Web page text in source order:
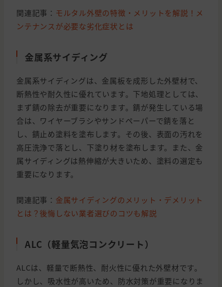
関連記事： モルタル外壁の特徴・メリットを解説！メ
ンテナンスが必要な劣化症状とは
金属系サイディング
金属系サイディングは、金属板を成形した外壁材で、
断熱性や耐久性に優れています。下地処理としては、
まず錆の除去が重要になります。錆が発生している場
合は、ワイヤーブラシやサンドペーパーで錆を落と
し、錆止め塗料を塗布します。その後、表面の汚れを
高圧洗浄で落とし、下塗り材を塗布します。また、金
属サイディングは熱伸縮が大きいため、塗料の選定も
重要になります。
関連記事： 金属サイディングのメリット・デメリット
とは？後悔しない業者選びのコツも解説
ALC（軽量気泡コンクリート）
ALCは、軽量で断熱性、耐火性に優れた外壁材です。
しかし、吸水性が高いため、防水対策が重要になりま